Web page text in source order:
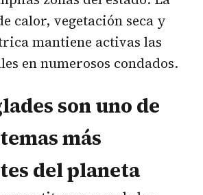
calor, vegetación seca y
mantiene activas las
en numerosos condados.
son uno de
más
del planeta